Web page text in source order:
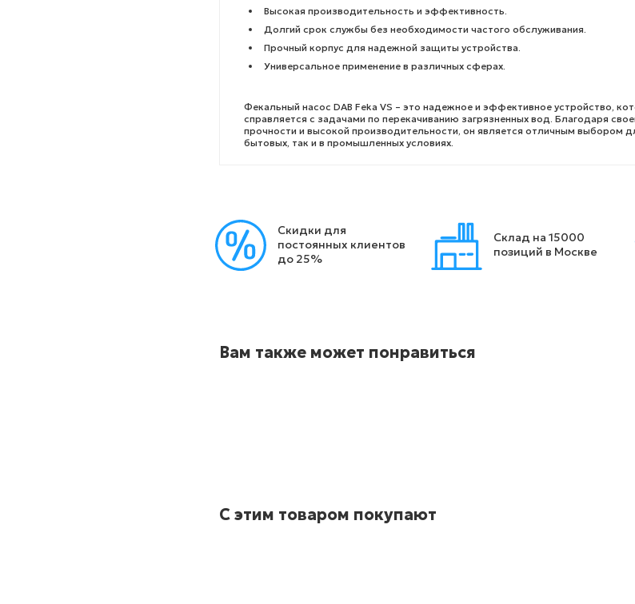
Высокая производительность и эффективность.
Долгий срок службы без необходимости частого обслуживания.
Прочный корпус для надежной защиты устройства.
Универсальное применение в различных сферах.
Фекальный насос DAB Feka VS – это надежное и эффективное устройство,
справляется с задачами по перекачиванию загрязненных вод. Благодаря
прочности и высокой производительности, он является отличным выбором
бытовых, так и в промышленных условиях.
Скидки для
постоянных клиентов
до 25%
Склад на 15000
позиций в Москве
Вам также может понравиться
С этим товаром покупают